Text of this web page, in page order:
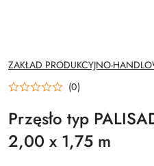
NAZWA
PRODUCENTA:
ZAKŁAD PRODUKCYJNO-
(0)
Przęsło typ
2,00 x 1,75 m